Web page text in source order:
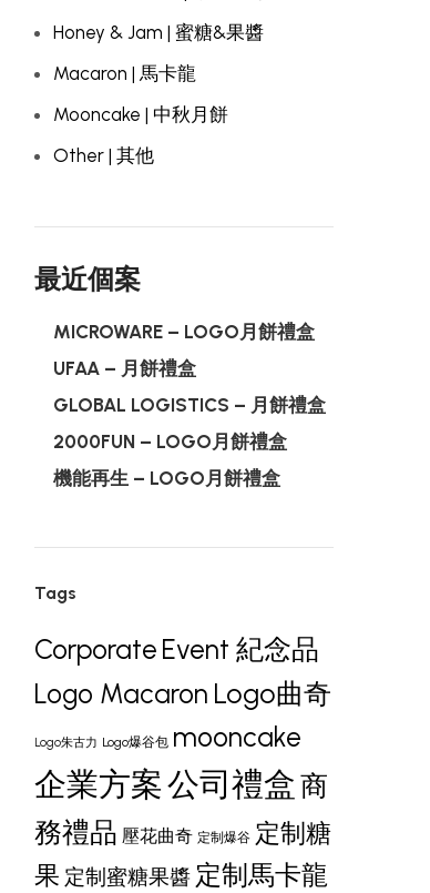
Honey & Jam | 蜜糖&果醬
Macaron | 馬卡龍
Mooncake | 中秋月餅
Other | 其他
最近個案
MICROWARE – LOGO月餅禮盒
UFAA – 月餅禮盒
GLOBAL LOGISTICS – 月餅禮盒
2000FUN – LOGO月餅禮盒
機能再生 – LOGO月餅禮盒
Tags
Corporate Event 紀念品
Logo Macaron Logo曲奇
Logo朱古力 Logo爆谷包 mooncake
企業方案公司禮盒 商
務禮品 壓花曲奇 定制爆谷 定制糖
果 定制蜜糖果醬 定制馬卡龍